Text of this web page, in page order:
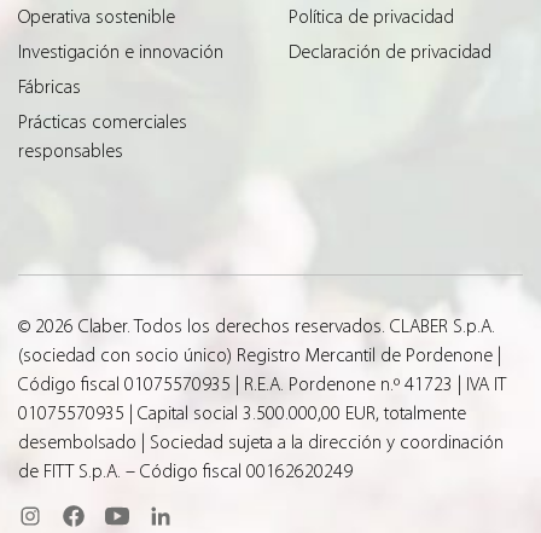
Operativa sostenible
Investigación e innovación
Fábricas
Prácticas comerciales
responsables
Política de privacidad
Declaración de privacidad
© 2026 Claber. Todos los derechos reservados. CLABER S.p.A.
(sociedad con socio único) Registro Mercantil de Pordenone |
Código fiscal 01075570935 | R.E.A. Pordenone n.º 41723 | IVA IT
01075570935 | Capital social 3.500.000,00 EUR, totalmente
desembolsado | Sociedad sujeta a la dirección y coordinación
de FITT S.p.A. – Código fiscal 00162620249